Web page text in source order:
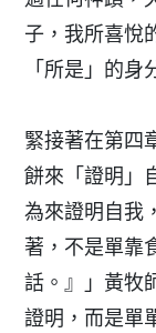
子，我所喜悅
「所是」的身
緊接著在第四
餅來「證明」
為來證明自我
著，不是單靠
話。』」黃牧
證明，而是